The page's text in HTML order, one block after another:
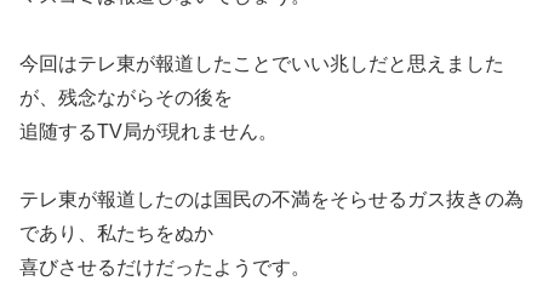
今回はテレ東が報道したことでいい兆しだと思えました
が、残念ながらその後を
追随するTV局が現れません。
テレ東が報道したのは国民の不満をそらせるガス抜きの為
であり、私たちをぬか
喜びさせるだけだったようです。